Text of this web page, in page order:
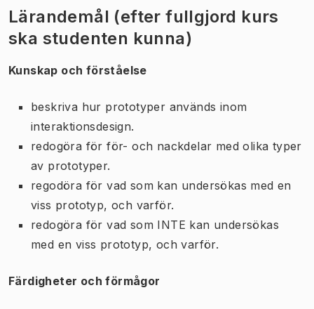
Lärandemål (efter fullgjord kurs
ska studenten kunna)
Kunskap och förståelse
beskriva hur prototyper används inom
interaktionsdesign.
redogöra för för- och nackdelar med olika typer
av prototyper.
regodöra för vad som kan undersökas med en
viss prototyp, och varför.
redogöra för vad som INTE kan undersökas
med en viss prototyp, och varför.
Färdigheter och förmågor